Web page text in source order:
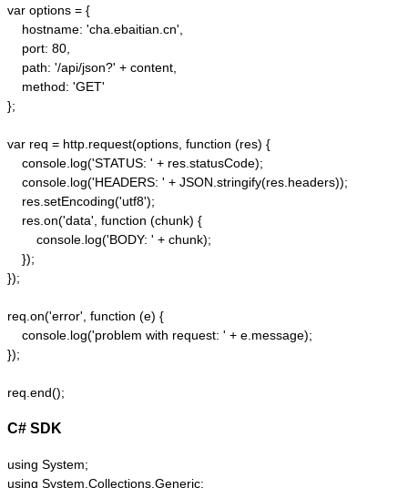
var options = {
    hostname: 'cha.ebaitian.cn',
    port: 80,
    path: '/api/json?' + content,
    method: 'GET'
};
var req = http.request(options, function (res) {
    console.log('STATUS: ' + res.statusCode);
    console.log('HEADERS: ' + JSON.stringify(res.headers));
    res.setEncoding('utf8');
    res.on('data', function (chunk) {
        console.log('BODY: ' + chunk);
    });
});
req.on('error', function (e) {
    console.log('problem with request: ' + e.message);
});
C# SDK
using System;
using System.Collections.Generic;